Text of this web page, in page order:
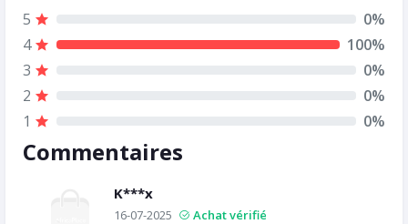
5
0%
4
100%
3
0%
2
0%
1
0%
Commentaires
K***x
16-07-2025 Achat vérifié